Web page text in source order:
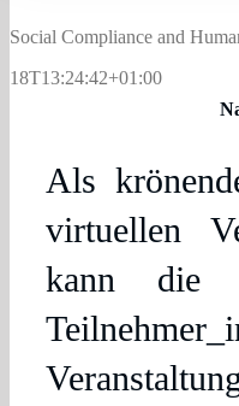
Social Compliance and
18T13:24:42+01:00
Als
virtuellen
kann die